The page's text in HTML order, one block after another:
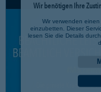
Wir benötigen Ihre
Wir verwenden
einzubetten. Dieser
lesen Sie die Details